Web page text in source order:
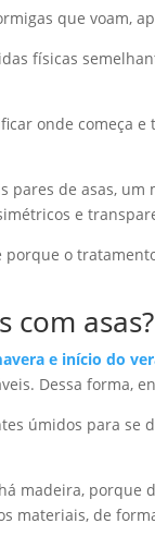
que voam,
físicas
onde começa
pares de asas,
e
o
com asas?
e início do
Dessa forma,
úmidos para
madeira,
materiais, de